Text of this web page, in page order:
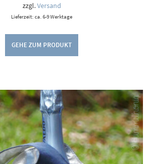
zzgl.Versand
Lieferzeit: ca. 6-9 Werktage
GEHE ZUM PRODUKT